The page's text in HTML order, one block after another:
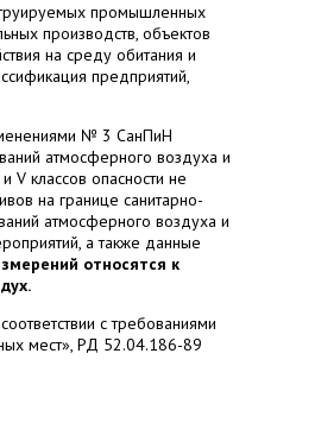
промышленных
производств, объектов
на среду обитания и
предприятий,
№ 3 СанПиН
атмосферного воздуха и
и V классов опасности не
на границе санитарно-
атмосферного воздуха и
а также данные
относятся к
с требованиями
мест», РД 52.04.186-89